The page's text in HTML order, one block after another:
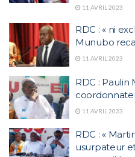
11 AVRIL 2023
RDC : « ni
Munubo
11 AVRIL 2023
RDC :
11 AVRIL 2023
RDC : «
usurpateur